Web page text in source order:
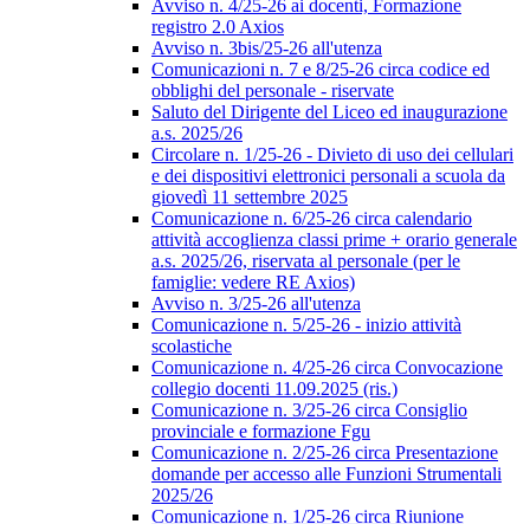
Avviso n. 4/25-26 ai docenti, Formazione
registro 2.0 Axios
Avviso n. 3bis/25-26 all'utenza
Comunicazioni n. 7 e 8/25-26 circa codice ed
obblighi del personale - riservate
Saluto del Dirigente del Liceo ed inaugurazione
a.s. 2025/26
Circolare n. 1/25-26 - Divieto di uso dei cellulari
e dei dispositivi elettronici personali a scuola da
giovedì 11 settembre 2025
Comunicazione n. 6/25-26 circa calendario
attività accoglienza classi prime + orario generale
a.s. 2025/26, riservata al personale (per le
famiglie: vedere RE Axios)
Avviso n. 3/25-26 all'utenza
Comunicazione n. 5/25-26 - inizio attività
scolastiche
Comunicazione n. 4/25-26 circa Convocazione
collegio docenti 11.09.2025 (ris.)
Comunicazione n. 3/25-26 circa Consiglio
provinciale e formazione Fgu
Comunicazione n. 2/25-26 circa Presentazione
domande per accesso alle Funzioni Strumentali
2025/26
Comunicazione n. 1/25-26 circa Riunione